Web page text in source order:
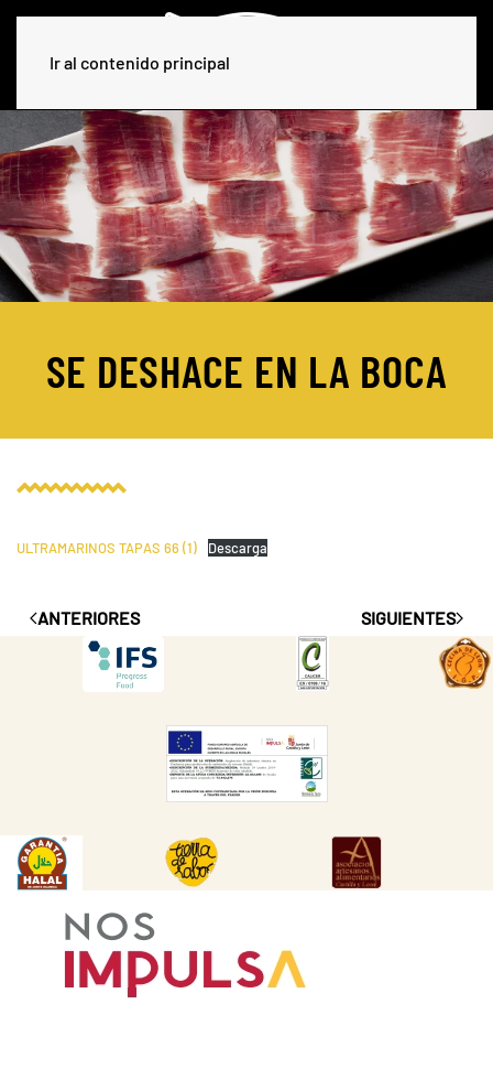
Ir al contenido principal
SE DESHACE EN LA BOCA
ULTRAMARINOS TAPAS 66 (1) Descarga
ANTERIORES SIGUIENTES
DESCARGAR DESCARGAR
DESCARGAR
DESCARGAR DESCARGAR